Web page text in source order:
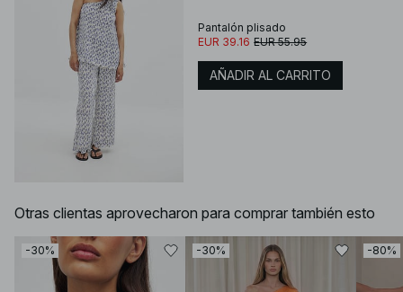
Pantalón plisado
EUR 39.16 EUR 55.95
AÑADIR AL CARRITO
Otras clientas aprovecharon para comprar también esto
-30% -30% -80%